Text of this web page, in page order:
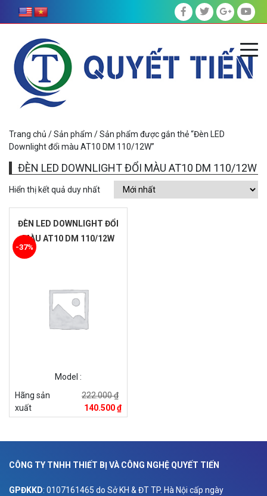
Trang chủ /Sản phẩm / Sản phẩm được gắn thẻ “Đèn LED
Downlight đổi màu AT10 DM 110/12W”
ĐÈN LED DOWNLIGHT ĐỔI MÀU AT10 DM 110/12W
Hiển thị kết quả duy nhất
ĐÈN LED DOWNLIGHT ĐỔI
MÀU AT10 DM 110/12W
Model :
Hãng sản
xuất
222.000 ₫
140.500 ₫
-37%
CÔNG TY TNHH THIẾT BỊ VÀ CÔNG NGHỆ QUYẾT TIẾN
GPĐKKD: 0107161465 do Sở KH & ĐT TP. Hà Nội cấp ngày